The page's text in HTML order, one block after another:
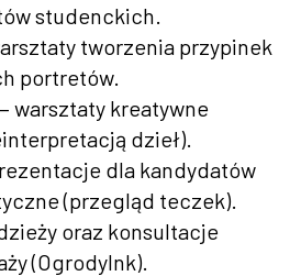
studenckich.
tworzenia przypinek
portretów.
warsztaty kreatywne
dzieł).
dla kandydatów
(przegląd teczek).
oraz konsultacje
(OgrodyInk).